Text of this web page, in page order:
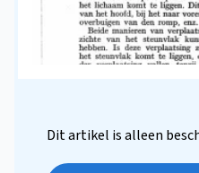
Dit artikel is alleen